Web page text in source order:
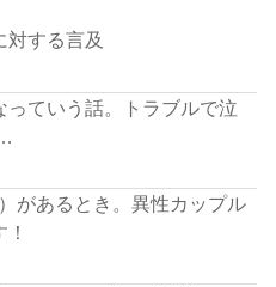
対する言及
ていう話。トラブルで泣
があるとき。異性カップル